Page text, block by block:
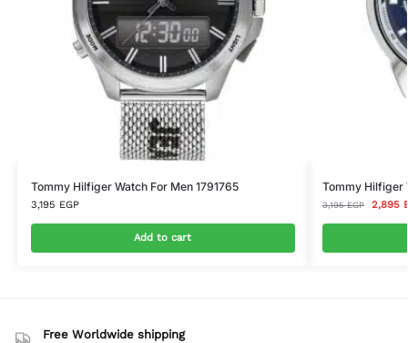
Tommy Hilfiger Watch For Men 1791765
3,195 EGP
Add to cart
Tommy Hilfiger
3,195EGP 2,895
Free Worldwide shipping